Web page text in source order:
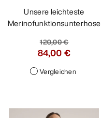
Unsere leichteste
Merinofunktionsunterhose
120,00 €
84,00 €
Vergleichen